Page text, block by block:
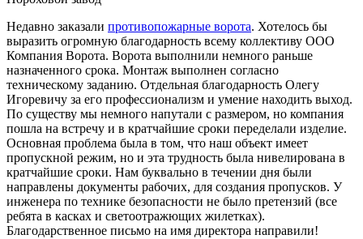
Недавно заказали противопожарные ворота. Хотелось бы
выразить огромную благодарность всему коллективу ООО
Компания Ворота. Ворота выполнили немного раньше
назначенного срока. Монтаж выполнен согласно
техническому заданию. Отдельная благодарность Олегу
Игоревичу за его профессионализм и умение находить выход.
По существу мы немного напутали с размером, но компания
пошла на встречу и в кратчайшие сроки переделали изделие.
Основная проблема была в том, что наш объект имеет
пропускной режим, но и эта трудность была нивелирована в
кратчайшие сроки. Нам буквально в течении дня были
направлены документы рабочих, для создания пропусков. У
инженера по технике безопасности не было претензий (все
ребята в касках и светоотражющих жилетках).
Благодарственное письмо на имя директора направили!